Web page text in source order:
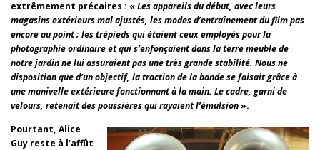
extrêmement précaires : «Les appareils du début, avec leurs
magasins extérieurs mal ajustés, les modes d’entraînement du film pas
encore au point ; les trépieds qui étaient ceux employés pour la
photographie ordinaire et qui s’enfonçaient dans la terre meuble de
notre jardin ne lui assuraient pas une très grande stabilité. Nous ne
disposition que d’un objectif, la traction de la bande se faisait grâce à
une manivelle extérieure fonctionnant à la main. Le cadre, garni de
velours, retenait des poussières qui rayaient l’émulsion».
Pourtant, Alice
Guy reste à l’affût